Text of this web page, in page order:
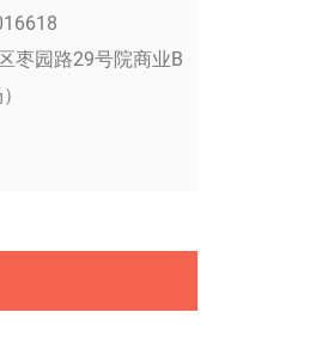
枣园路29号院商业B